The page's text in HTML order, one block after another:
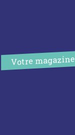
Votre magazine